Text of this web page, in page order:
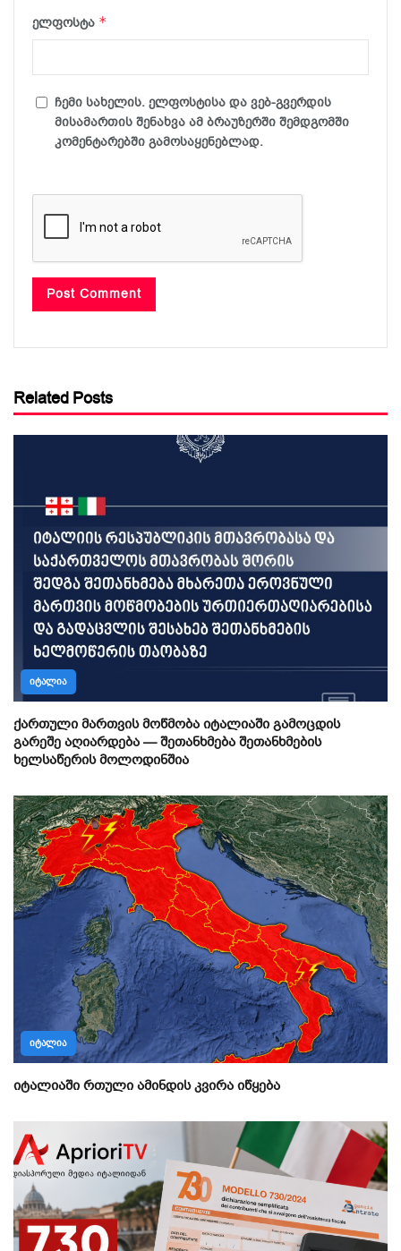
ელფოსტა *
ჩემი სახელის. ელფოსტისა და ვებ-გვერდის
მისამართის შენახვა ამ ბრაუზერში შემდგომში
კომენტარებში გამოსაყენებლად.
Related Posts
ᲘᲢᲐᲚᲘᲐ
ქართული მართვის მოწმობა იტალიაში გამოცდის
გარეშე აღიარდება — შეთანხმება შეთანხმების
ხელსაწერის მოლოდინშია
ᲘᲢᲐᲚᲘᲐ
იტალიაში რთული ამინდის კვირა იწყება